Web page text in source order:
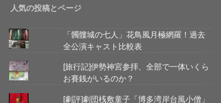
人気の投稿とページ
「髑髏城の七人」花鳥風月極網羅！過去
全公演キャスト比較表
[旅行記]伊勢神宮参拝、全部で一体いくら
お賽銭がいるのか？
[劇評]劇団桟敷童子「博多湾岸台風小僧」